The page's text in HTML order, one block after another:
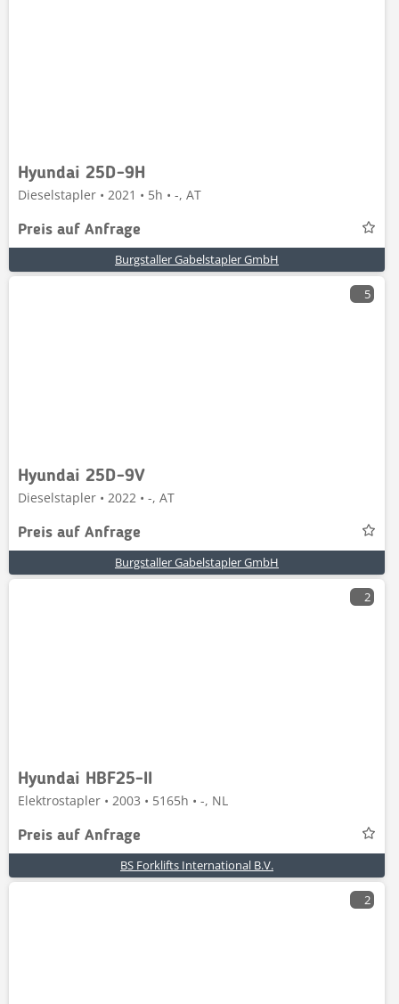
Hyundai 25D-9H
Dieselstapler • 2021 • 5h • -, AT
Preis auf Anfrage
Burgstaller Gabelstapler GmbH
5
Hyundai 25D-9V
Dieselstapler • 2022 • -, AT
Preis auf Anfrage
Burgstaller Gabelstapler GmbH
2
Hyundai HBF25-II
Elektrostapler • 2003 • 5165h • -, NL
Preis auf Anfrage
BS Forklifts International B.V.
2